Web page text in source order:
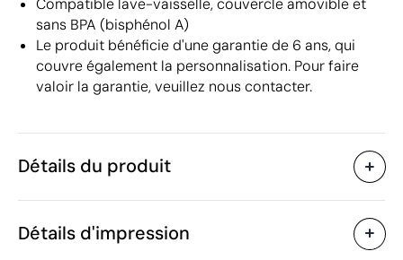
Compatible lave-vaisselle, couvercle amovible et
sans BPA (bisphénol A)
Le produit bénéficie d'une garantie de 6 ans, qui
couvre également la personnalisation. Pour faire
valoir la garantie, veuillez nous contacter.
Détails du produit
Caractéristiques
Code du produit
Détails d'impression